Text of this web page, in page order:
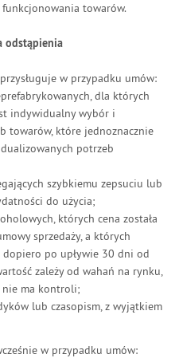
towarów.
odstąpienia
w przypadku umów:
dla których
indywidualny wybór i
towarów, które jednoznacznie
potrzeb
szybkiemu zepsuciu lub
do użycia;
których cena została
sprzedaży, a których
po upływie 30 dni od
zależy od wahań na rynku,
ma kontroli;
lub czasopism, z wyjątkiem
w przypadku umów: